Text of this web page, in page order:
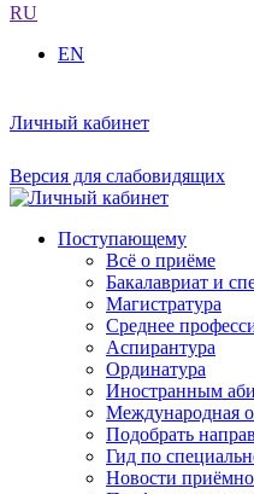
RU
EN
Личный кабинет
Версия для слабовидящих
Поступающему
Всё о приёме
Бакалавриат и
Магистратура
Среднее
Аспирантура
Ординатура
Иностранным
Международная
Подобрать
Гид по
Новости